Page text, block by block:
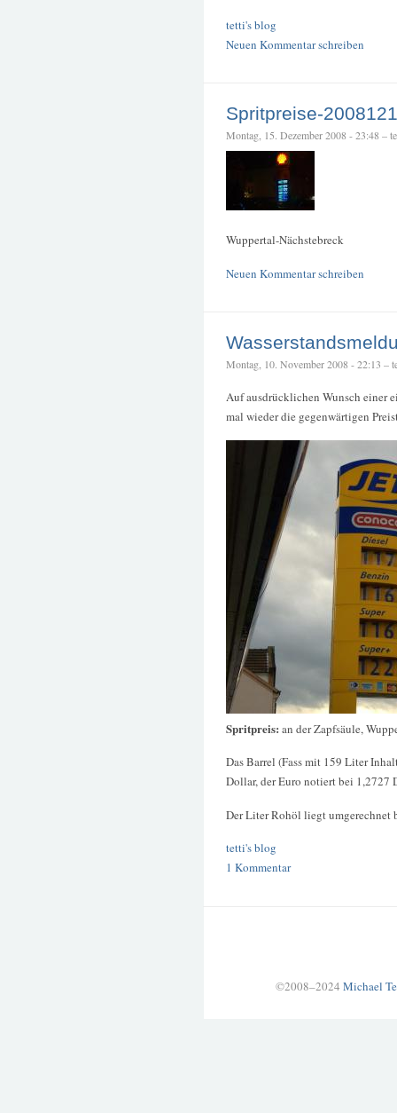
tetti's blog
Neuen Kommentar schreiben
Spritpreise-
Montag, 15. Dezember 2008 - 23:48 –
Wuppertal-Nächstebreck
Neuen Kommentar schreiben
Montag, 10. November 2008 - 22:13 –
Auf ausdrücklichen Wunsch einer
mal wieder die gegenwärtigen
Spritpreis: an der Zapfsäule,
Das Barrel (Fass mit 159 Liter
Dollar, der Euro notiert bei 1,2727
Der Liter Rohöl liegt umgerechnet
tetti's blog
1 Kommentar
©2008–2024 Michael